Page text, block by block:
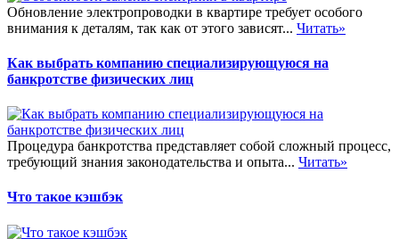
Обновление электропроводки в квартире требует особого
внимания к деталям, так как от этого зависят... Читать»
Как выбрать компанию специализирующуюся на
банкротстве физических лиц
Процедура банкротства представляет собой сложный процесс,
требующий знания законодательства и опыта... Читать»
Что такое кэшбэк